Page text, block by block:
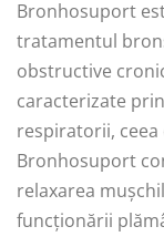
Bronhosuport
tratamentul
obstructive
caracterizate
respiratorii, ceea
Bronhosuport
relaxarea
funcționării